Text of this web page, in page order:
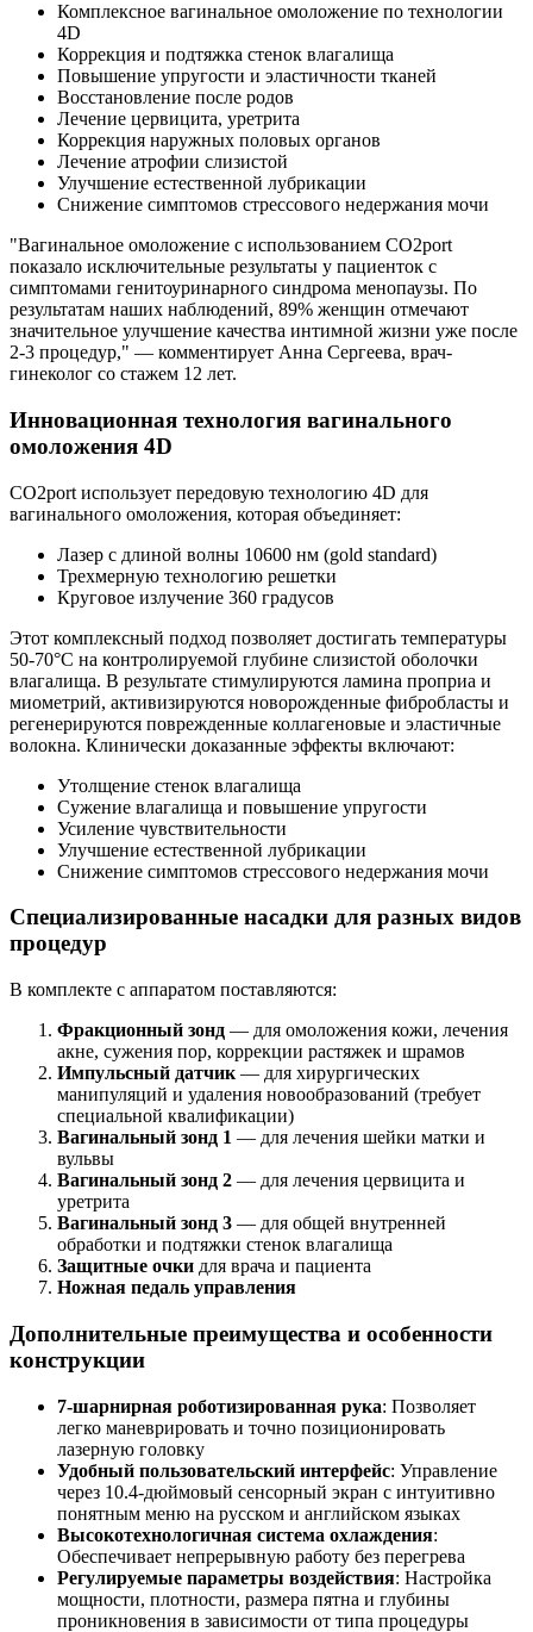
Комплексное вагинальное омоложение по технологии
4D
Коррекция и подтяжка стенок влагалища
Повышение упругости и эластичности тканей
Восстановление после родов
Лечение цервицита, уретрита
Коррекция наружных половых органов
Лечение атрофии слизистой
Улучшение естественной лубрикации
Снижение симптомов стрессового недержания мочи
"Вагинальное омоложение с использованием CO2port
показало исключительные результаты у пациенток с
симптомами генитоуринарного синдрома менопаузы. По
результатам наших наблюдений, 89% женщин отмечают
значительное улучшение качества интимной жизни уже после
2-3 процедур," — комментирует Анна Сергеева, врач-
гинеколог со стажем 12 лет.
Инновационная технология вагинального
омоложения 4D
CO2port использует передовую технологию 4D для
вагинального омоложения, которая объединяет:
Лазер с длиной волны 10600 нм (gold standard)
Трехмерную технологию решетки
Круговое излучение 360 градусов
Этот комплексный подход позволяет достигать температуры
50-70°C на контролируемой глубине слизистой оболочки
влагалища. В результате стимулируются ламина проприа и
миометрий, активизируются новорожденные фибробласты и
регенерируются поврежденные коллагеновые и эластичные
волокна. Клинически доказанные эффекты включают:
Утолщение стенок влагалища
Сужение влагалища и повышение упругости
Усиление чувствительности
Улучшение естественной лубрикации
Снижение симптомов стрессового недержания мочи
Специализированные насадки для разных видов
процедур
В комплекте с аппаратом поставляются:
Фракционный зонд — для омоложения кожи, лечения
акне, сужения пор, коррекции растяжек и шрамов
Импульсный датчик — для хирургических
манипуляций и удаления новообразований (требует
специальной квалификации)
Вагинальный зонд 1 — для лечения шейки матки и
вульвы
Вагинальный зонд 2 — для лечения цервицита и
уретрита
Вагинальный зонд 3 — для общей внутренней
обработки и подтяжки стенок влагалища
Защитные очки для врача и пациента
Ножная педаль управления
Дополнительные преимущества и особенности
конструкции
7-шарнирная роботизированная рука: Позволяет
легко маневрировать и точно позиционировать
лазерную головку
Удобный пользовательский интерфейс: Управление
через 10.4-дюймовый сенсорный экран с интуитивно
понятным меню на русском и английском языках
Высокотехнологичная система охлаждения:
Обеспечивает непрерывную работу без перегрева
Регулируемые параметры воздействия: Настройка
мощности, плотности, размера пятна и глубины
проникновения в зависимости от типа процедуры